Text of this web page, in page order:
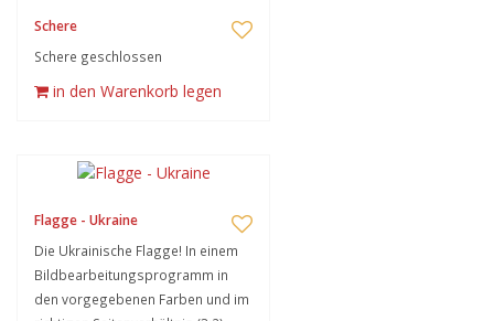
Schere
Schere geschlossen
in den Warenkorb legen
Flagge - Ukraine
Die Ukrainische Flagge! In einem
Bildbearbeitungsprogramm in
den vorgegebenen Farben und im